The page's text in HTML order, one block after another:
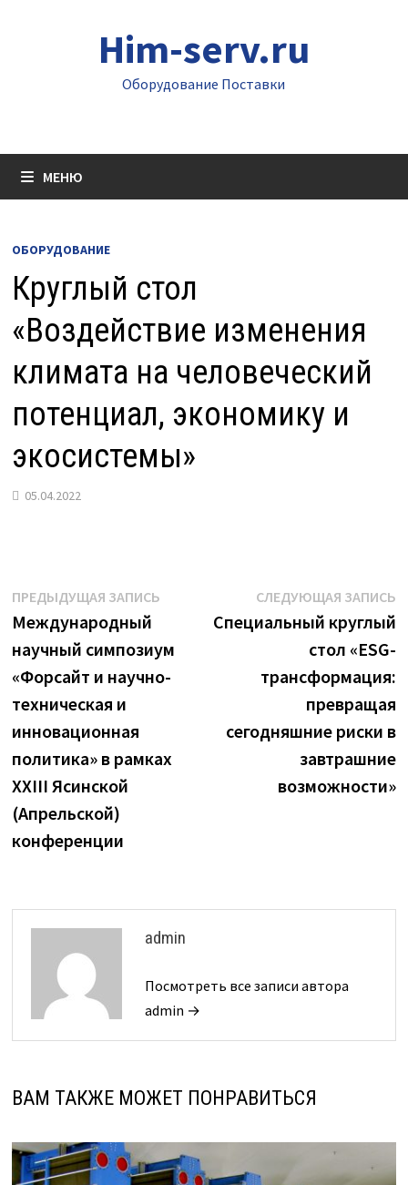
Him-serv.ru
Оборудование Поставки
МЕНЮ
ОБОРУДОВАНИЕ
Круглый стол
«Воздействие изменения
климата на человеческий
потенциал, экономику и
экосистемы»
05.04.2022
Навигация
по
записям
ПРЕДЫДУЩАЯ ЗАПИСЬПредыдущая
Международный
научный симпозиум
«Форсайт и научно-
техническая и
инновационная
политика» в рамках
XXIII Ясинской
(Апрельской)
конференции
СЛЕДУЮЩАЯ ЗАПИСЬ
Специальный круглый
стол «ESG-
трансформация:
превращая
сегодняшние риски в
завтрашние
возможности»
admin
Посмотреть все записи автора
admin →
ВАМ ТАКЖЕ МОЖЕТ ПОНРАВИТЬСЯ